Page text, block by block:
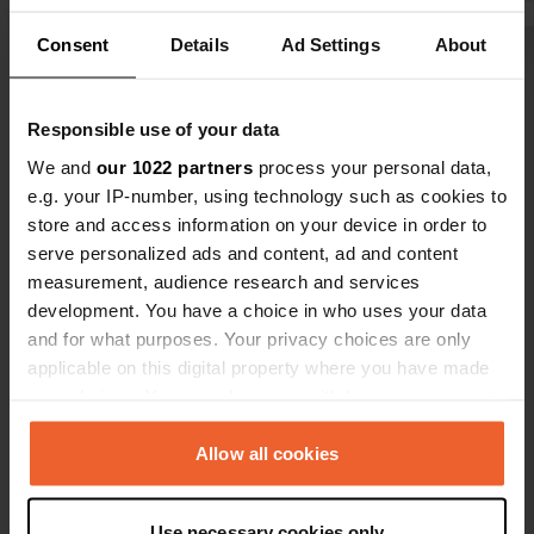
Consent Details Ad Settings About
Responsible use of your data
We and our 1022 partners process your personal data,
e.g. your IP-number, using technology such as cookies to
store and access information on your device in order to
serve personalized ads and content, ad and content
measurement, audience research and services
development. You have a choice in who uses your data
and for what purposes. Your privacy choices are only
applicable on this digital property where you have made
any time from the Cookie Declaration or by clicking on
the Privacy trigger icon.Allow all cookies
un petit détour depuis la ville sans
âme de Fumel jusqu'à Saint-Georges.
Montayral.
loin.
Es-tu déjà venu ici ?
Contact
Avenue des Saint Georges de France 14
47370, Saint-Georges, France
Copie
Coordonnées
44° 26' 29" N 0° 56' 15" E